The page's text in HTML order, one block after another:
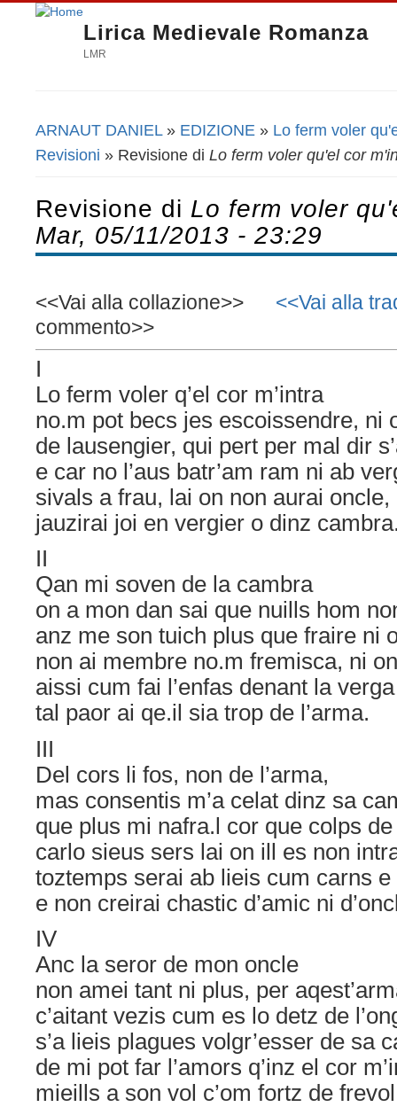
Lirica Medievale Romanza
LMR
Tu sei qui
ARNAUT DANIEL» EDIZIONE » Lo ferm voler
Revisioni » Revisione di Lo ferm voler qu'el cor
Revisione di Lo ferm voler
Mar, 05/11/2013 - 23:29
<<Vai alla collazione>> <<Vai alla
commento>>
I
Lo ferm voler q’el cor m’intra
no.m pot becs jes escoissendre, ni
de lausengier, qui pert per mal dir
e car no l’aus batr’am ram ni ab
sivals a frau, lai on non aurai oncle,
jauzirai joi en vergier o dinz
II
Qan mi soven de la cambra
on a mon dan sai que nuills hom
anz me son tuich plus que fraire ni
non ai membre no.m fremisca, ni
aissi cum fai l’enfas denant la verga
tal paor ai qe.il sia trop de l’arma.
III
Del cors li fos, non de l’arma,
mas consentis m’a celat dinz sa
que plus mi nafra.l cor que colps
carlo sieus sers lai on ill es non
toztemps serai ab lieis cum carns e
e non creirai chastic d’amic ni
IV
Anc la seror de mon oncle
non amei tant ni plus, per
c’aitant vezis cum es lo detz de
s’a lieis plagues volgr’esser de sa
de mi pot far l’amors q’inz el cor
mieills a son vol c’om fortz de